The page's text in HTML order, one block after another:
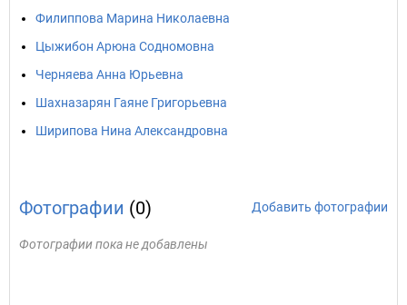
Филиппова Марина Николаевна
Цыжибон Арюна Содномовна
Черняева Анна Юрьевна
Шахназарян Гаяне Григорьевна
Ширипова Нина Александровна
Фотографии (0) Добавить фотографии
Фотографии пока не добавлены